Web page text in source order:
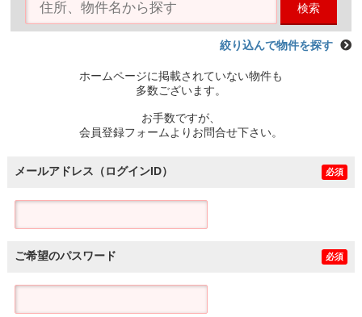
検索
絞り込んで物件を探す
ホームページに掲載されていない物件も
多数ございます。
お手数ですが、
会員登録フォームよりお問合せ下さい。
メールアドレス（ログインID） 必須
ご希望のパスワード 必須